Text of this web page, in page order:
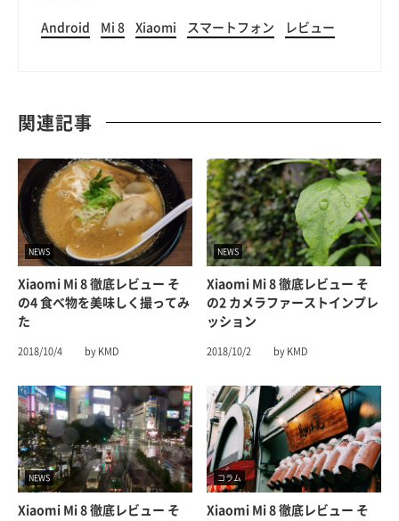
Android Mi 8 Xiaomi スマートフォン レビュー
関連記事
NEWS
Xiaomi Mi 8 徹底レビュー そ
の4 食べ物を美味しく撮ってみ
た
2018/10/4 by KMD
NEWS
Xiaomi Mi 8 徹底レビュー そ
の2 カメラファーストインプレ
ッション
2018/10/2 by KMD
NEWS
Xiaomi Mi 8 徹底レビュー そ
コラム
Xiaomi Mi 8 徹底レビュー そ